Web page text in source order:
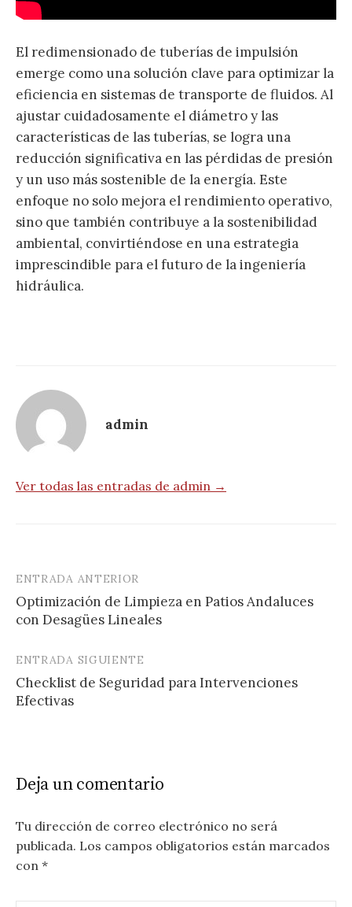
El redimensionado de tuberías de impulsión
emerge como una solución clave para optimizar la
eficiencia en sistemas de transporte de fluidos. Al
ajustar cuidadosamente el diámetro y las
características de las tuberías, se logra una
reducción significativa en las pérdidas de presión
y un uso más sostenible de la energía. Este
enfoque no solo mejora el rendimiento operativo,
sino que también contribuye a la sostenibilidad
ambiental, convirtiéndose en una estrategia
imprescindible para el futuro de la ingeniería
hidráulica.
admin
Ver todas las entradas de admin →
Navegación
de
ENTRADA ANTERIOR
Optimización de Limpieza en Patios Andaluces
con Desagües Lineales
ENTRADA SIGUIENTE
Checklist de Seguridad para Intervenciones
Efectivas
Deja un comentario
Tu dirección de correo electrónico no será
publicada. Los campos obligatorios están marcados
con *